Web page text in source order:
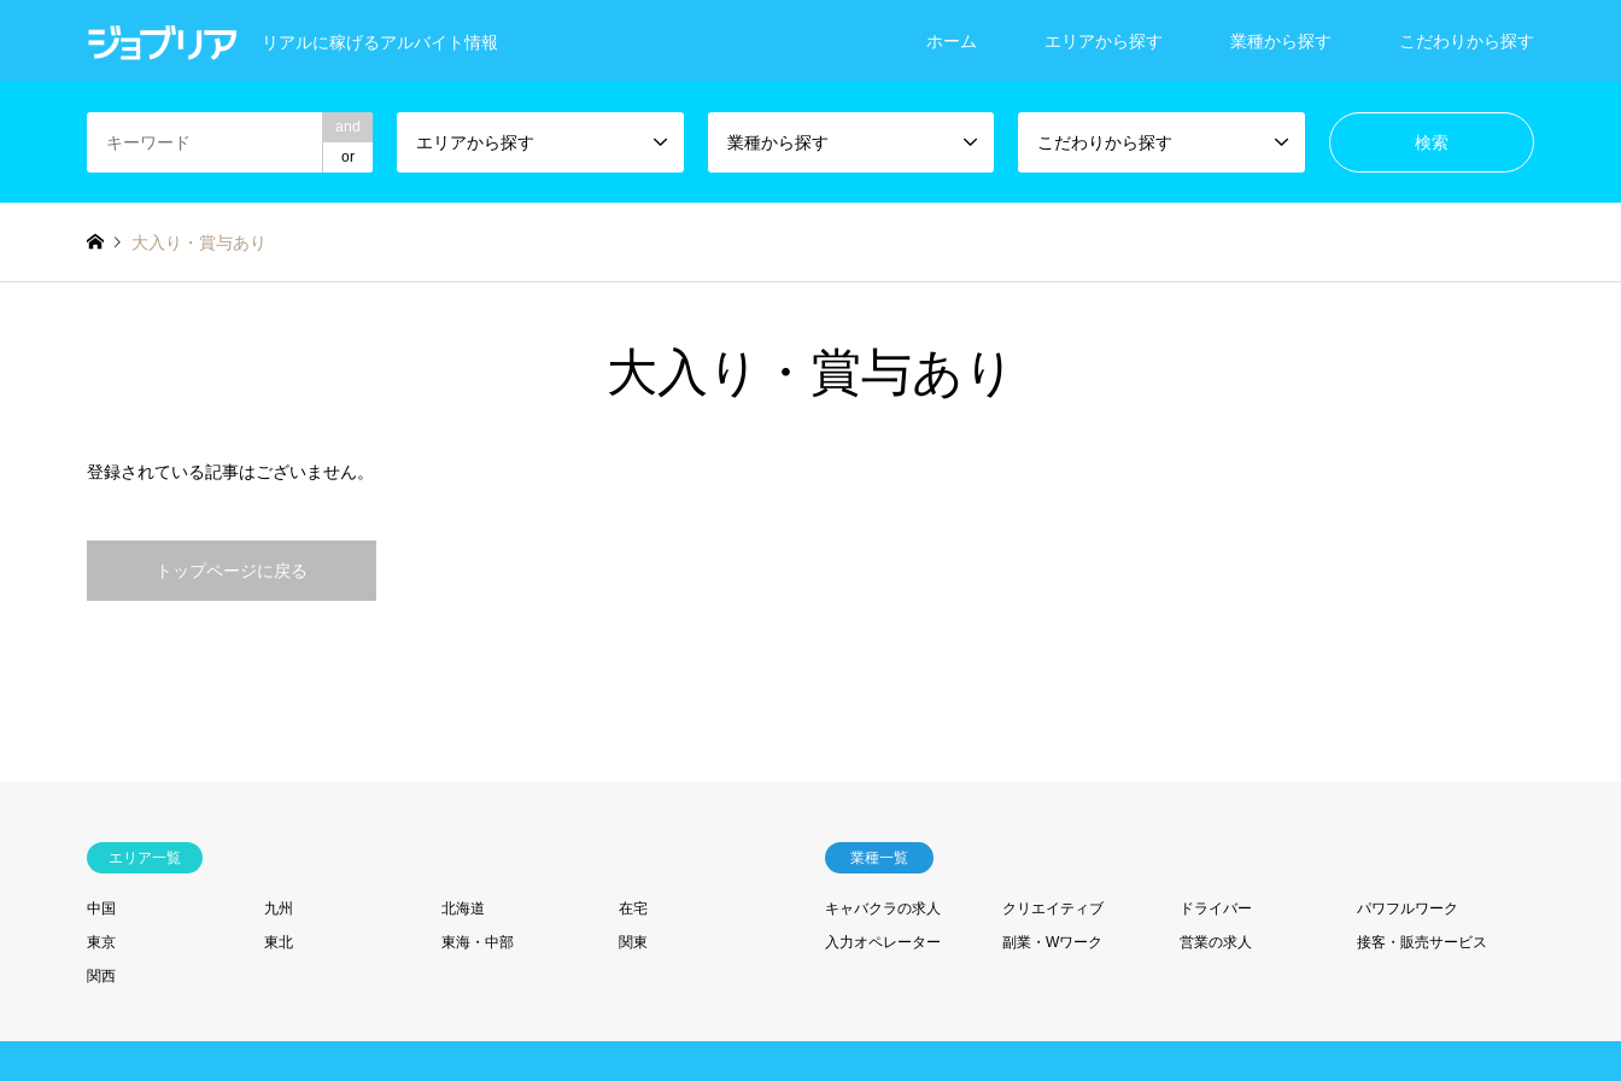
リアルに稼げるアルバイト情報 ホーム エリアから探す 業種から探す こだわりから探す
and
or
エリアから探す 業種から探す こだわりから探す
大入り・賞与あり
大入り・賞与あり
登録されている記事はございません。
トップページに戻る
エリア一覧
中国 九州 北海道
在宅
東京
東北 東海・中部
関東
関西
業種一覧
キャバクラの求人 クリエイティブ ドライバー
パワフルワーク
入力オペレーター
副業・Wワーク 営業の求人 接客・販売サービス